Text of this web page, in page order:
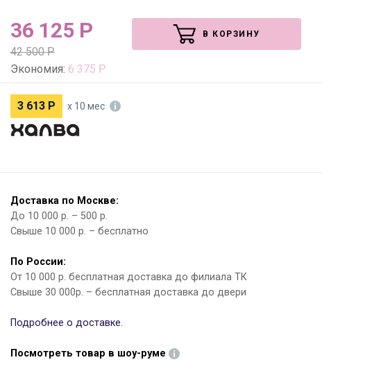
36 125 Р
42 500Р
Экономия: 6 375 Р
В КОРЗИНУ
3 613 Р х 10 мес
Доставка по Москве:
До 10 000 р. – 500 р.
Свыше 10 000 р. – бесплатно
По России:
От 10 000 р. бесплатная доставка до филиала ТК
Свыше 30 000р. – бесплатная доставка до двери
Подробнее о доставке.
Посмотреть товар в шоу-руме